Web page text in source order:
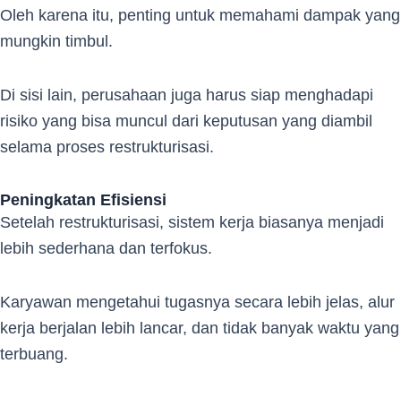
Oleh karena itu, penting untuk memahami dampak yang
mungkin timbul.
Di sisi lain, perusahaan juga harus siap menghadapi
risiko yang bisa muncul dari keputusan yang diambil
selama proses restrukturisasi.
Peningkatan Efisiensi
Setelah restrukturisasi, sistem kerja biasanya menjadi
lebih sederhana dan terfokus.
Karyawan mengetahui tugasnya secara lebih jelas, alur
kerja berjalan lebih lancar, dan tidak banyak waktu yang
terbuang.